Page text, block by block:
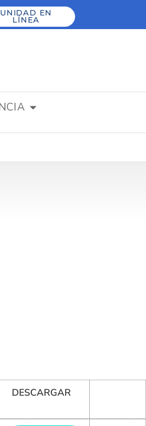
UNIDAD EN
LÍNEA
DESCARGAR